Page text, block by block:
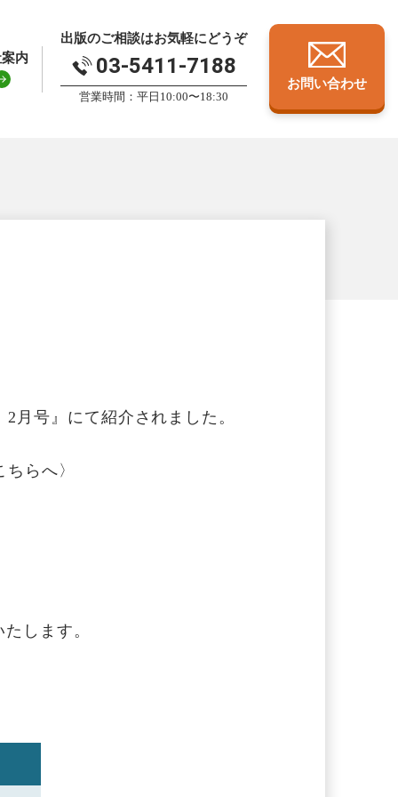
内
出版のご相談はお気軽にどうぞ
03-5411-7188
営業時間：平日10:00〜18:30
お問い合わせ
号』にて紹介されました。
らへ〉
します。